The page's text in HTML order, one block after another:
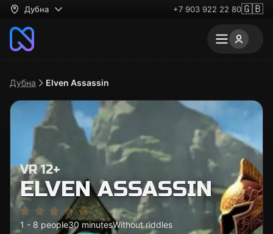
Дубна +7 903 922 22 80🇬🇧
Дубна Elven Assassin
VR 12+
ELVEN ASSASSIN
1 - 8 people30 minutesWithout riddles